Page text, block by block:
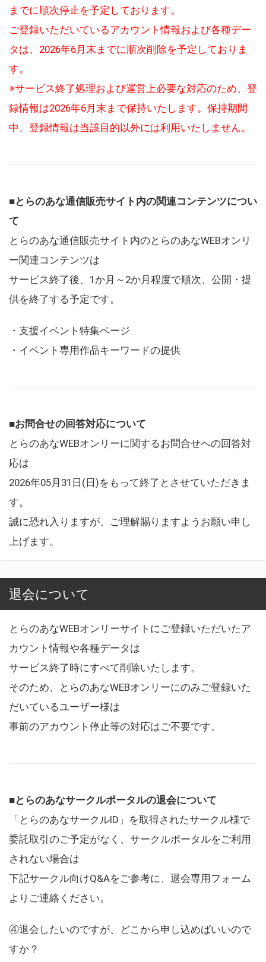
までに順次停止を予定しております。
ご登録いただいているアカウント情報および各種デー
タは、2026年6月末までに順次削除を予定しておりま
す。
※サービス終了処理および運営上必要な対応のため、登
録情報は2026年6月末まで保持いたします。保持期間
中、登録情報は当該目的以外には利用いたしません。
■とらのあな通信販売サイト内の関連コンテンツについ
て
とらのあな通信販売サイト内のとらのあなWEBオンリ
ー関連コンテンツは
サービス終了後、1か月～2か月程度で順次、公開・提
供を終了する予定です。
・支援イベント特集ページ
・イベント専用作品キーワードの提供
■お問合せの回答対応について
とらのあなWEBオンリーに関するお問合せへの回答対
応は
2026年05月31日(日)をもって終了とさせていただきま
す。
誠に恐れ入りますが、ご理解賜りますようお願い申し
上げます。
退会について
とらのあなWEBオンリーサイトにご登録いただいたア
カウント情報や各種データは
サービス終了時にすべて削除いたします。
そのため、とらのあなWEBオンリーにのみご登録いた
だいているユーザー様は
事前のアカウント停止等の対応はご不要です。
■とらのあなサークルポータルの退会について
「とらのあなサークルID」を取得されたサークル様で
委託取引のご予定がなく、サークルポータルをご利用
されない場合は
下記サークル向けQ&Aをご参考に、退会専用フォーム
よりご連絡ください。
④退会したいのですが、どこから申し込めばいいので
すか？